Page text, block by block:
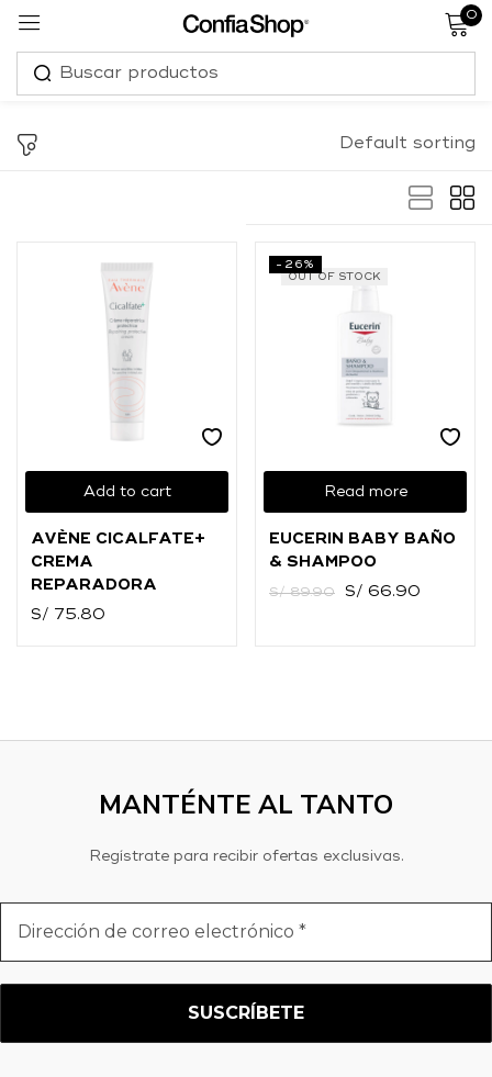
0
Default sorting
Add to cart
AVÈNE CICALFATE+
CREMA
REPARADORA
S/
75.80
OUT OF STOCK
Read more
-26%
EUCERIN BABY BAÑO
& SHAMPOO
S/89.90 S/ 66.90
MANTÉNTE AL TANTO
Regístrate para recibir ofertas exclusivas.
de
Sign in
Lost password?
Facebook